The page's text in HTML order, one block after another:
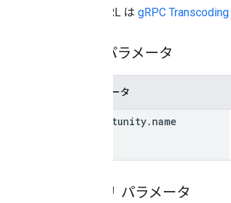
この URL は gRPC Transcoding
パスパラメータ
パラメータ
opportunity. name
クエリ パラメータ